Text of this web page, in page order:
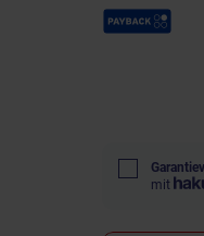
Payback
mit